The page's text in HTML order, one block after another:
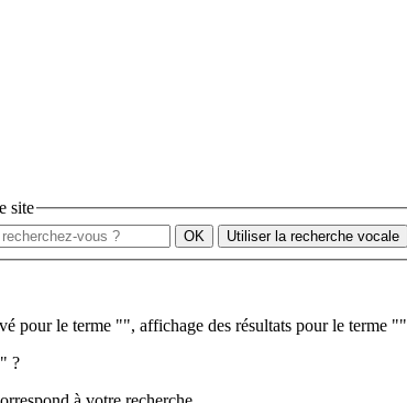
site
Utiliser la recherche vocale
pour le terme "", affichage des résultats pour le terme ""
" ?